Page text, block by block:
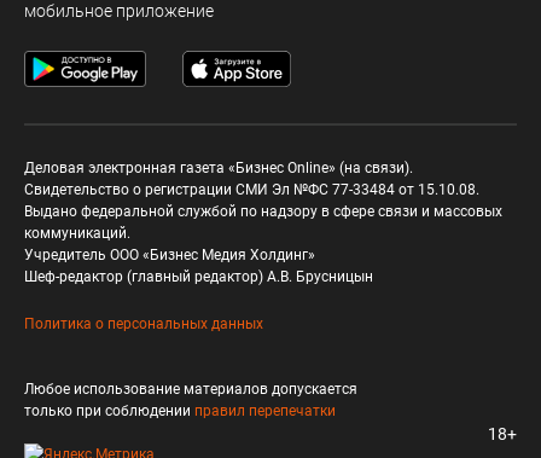
мобильное приложение
Деловая электронная газета «Бизнес Online» (на связи).
Свидетельство о регистрации СМИ Эл №ФС 77-33484 от 15.10.08.
Выдано федеральной службой по надзору в сфере связи и массовых
коммуникаций.
Учредитель ООО «Бизнес Медия Холдинг»
Шеф-редактор (главный редактор) А.В. Брусницын
Политика о персональных данных
Любое использование материалов допускается
только при соблюдении правил перепечатки
18+